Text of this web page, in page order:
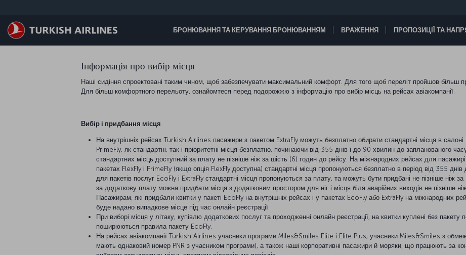
БРОНЮВАННЯ ТА КЕРУВАННЯ БРОНЮВАННЯМ ВРАЖЕННЯ ПРОПОЗИЦІЇ ТА
Інформація про вибір місця
Наші сидіння спроектовані таким чином, щоб забезпечувати максимальний комфорт. Для того щоб переліт пройшов більш
Для більш комфортного перельоту, ознайомтеся перед подорожжю з інформацію про вибір місць на рейсах авіакомпанії.
Вибір і придбання місця
На внутрішніх рейсах Turkish Airlines пасажири з пакетом ExtraFly можуть безплатно обирати стандартні місця в
PrimeFly, як стандартні, так і пріоритетні місця безплатно, починаючи від 355 днів і до 90 хвилин до запланованого
стандартних місць доступний за плату не пізніше ніж за шість (6) годин до рейсу. На міжнародних рейсах для
пакетах FlexFly і PrimeFly (якщо опція FlexFly доступна) стандартні місця пропонуються безплатно в період від 355
для пакетів послуг EcoFly і ExtraFly стандартні місця пропонуються за плату, та можуть бути придбані не пізніше ніж
за додаткову плату можна придбати місця з додатковим простором для ніг і місця біля аварійних виходів не пізніше
Пасажирам, які придбали квитки у пакеті EcoFly на внутрішніх рейсах і у пакетах EcoFly або ExtraFly на міжнародних
буде надано випадкове місце під час онлайн реєстрації.
При виборі місця у літаку, купівлю додаткових послуг та проходженні онлайн реєстрації, на квитки куплені без пакету
поширюються правила пакету EcoFly.
На рейсах авіакомпанії Turkish Airlines учасники програми Miles&Smiles Elite і Elite Plus, учасники Miles&Smiles з
мають однаковий номер PNR з учасником програми), а також наші корпоративні пасажири й моряки, що працюють за